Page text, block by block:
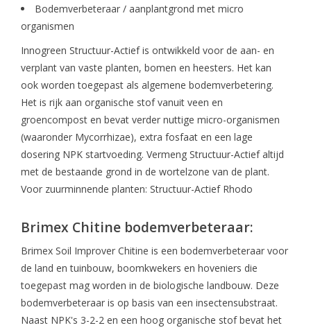
Onkruid & Reiniging
Zaden
Nestkasten
Boom bewatering
Merken
Bodemverbeteraar / aanplantgrond met micro
organismen
Innogreen Structuur-Actief is ontwikkeld voor de aan- en
verplant van vaste planten, bomen en heesters. Het kan
ook worden toegepast als algemene bodemverbetering.
Het is rijk aan organische stof vanuit veen en
groencompost en bevat verder nuttige micro-organismen
(waaronder Mycorrhizae), extra fosfaat en een lage
dosering NPK startvoeding. Vermeng Structuur-Actief altijd
met de bestaande grond in de wortelzone van de plant.
Voor zuurminnende planten: Structuur-Actief Rhodo
Brimex Chitine bodemverbeteraar:
Brimex Soil Improver Chitine is een bodemverbeteraar voor
de land en tuinbouw, boomkwekers en hoveniers die
toegepast mag worden in de biologische landbouw. Deze
bodemverbeteraar is op basis van een insectensubstraat.
Naast NPK's 3-2-2 en een hoog organische stof bevat het